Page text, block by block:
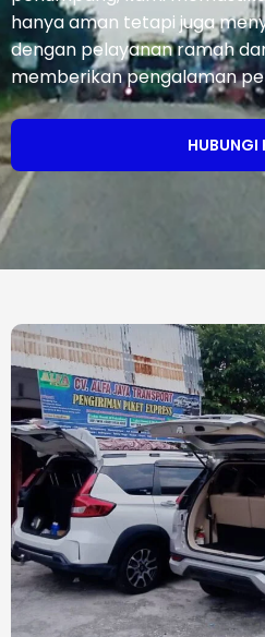
hanya aman tetapi juga
dengan pelayanan ramah
memberikan pengalaman
HUBUNGI